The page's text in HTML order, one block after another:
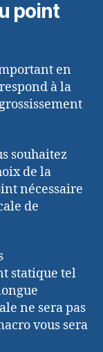
point
en
à la
souhaitez
de la
nécessaire
de
statique tel
ne sera pas
vous sera